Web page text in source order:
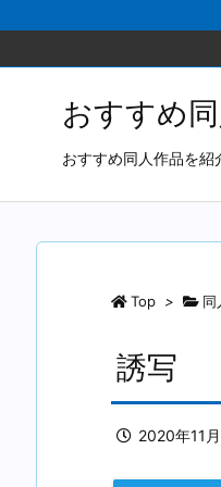
おすすめ
おすすめ同人作品を紹
Top > 同
誘写
2020年11